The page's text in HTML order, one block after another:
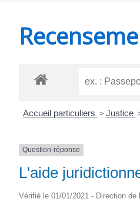
Accueil particuliers > Justice
Question-réponse
L'aide
Vérifié le 01/01/2021 - Direction